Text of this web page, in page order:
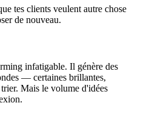
tes clients veulent autre chose
de nouveau.
infatigable. Il génère des
— certaines brillantes,
Mais le volume d'idées